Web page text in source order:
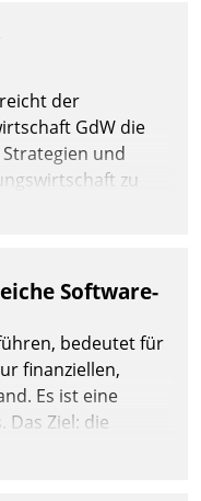
daher
GmbH den
der
GdW die
und
zu
Software-
bedeutet für
finanziellen,
Es ist eine
Das Ziel: die
Damit
Grundregeln